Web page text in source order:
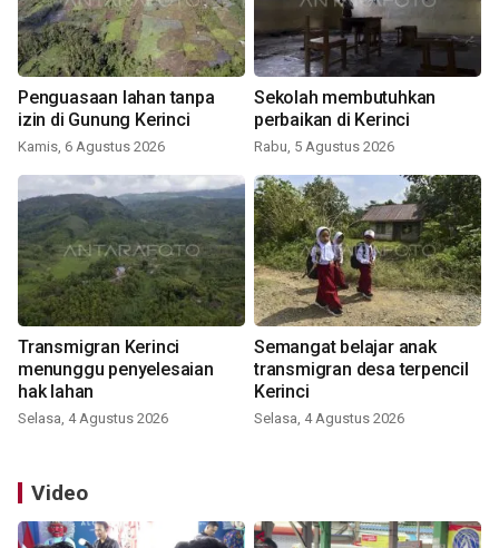
Penguasaan lahan tanpa
izin di Gunung Kerinci
Kamis, 6 Agustus 2026
Sekolah membutuhkan
perbaikan di Kerinci
Rabu, 5 Agustus 2026
Transmigran Kerinci
menunggu penyelesaian
hak lahan
Selasa, 4 Agustus 2026
Semangat belajar anak
transmigran desa terpencil
Kerinci
Selasa, 4 Agustus 2026
Video